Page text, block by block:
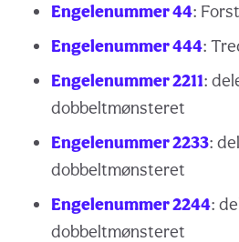
Engelenummer 44:
Engelenummer 444:
Engelenummer 2211:
dobbeltmønsteret
Engelenummer 2233:
dobbeltmønsteret
Engelenummer 2244:
dobbeltmønsteret